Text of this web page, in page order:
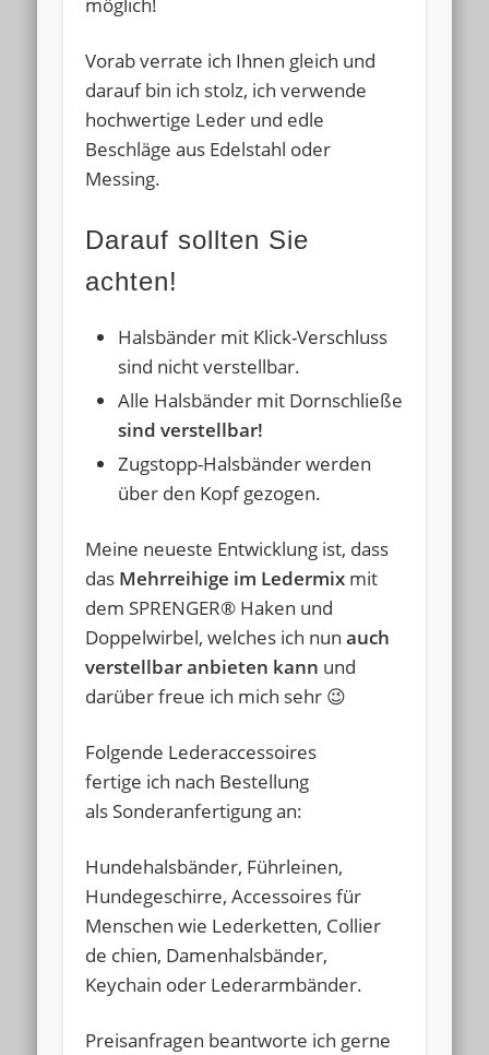
Vorab verrate ich Ihnen gleich und
darauf bin ich stolz, ich verwende
hochwertige Leder und edle
Beschläge aus Edelstahl oder
Messing.
Darauf sollten Sie
achten!
Halsbänder mit Klick-Verschluss
sind nicht verstellbar.
Alle Halsbänder mit Dornschließe
sind verstellbar!
Zugstopp-Halsbänder werden
über den Kopf gezogen.
Meine neueste Entwicklung ist, dass
das Mehrreihige im Ledermix mit
dem SPRENGER® Haken und
Doppelwirbel, welches ich nunauch
verstellbar anbieten kann und
darüber freue ich mich sehr 😉
Folgende Lederaccessoires
fertige ich nach Bestellung
als Sonderanfertigungan:
Hundehalsbänder, Führleinen,
Hundegeschirre, Accessoires für
Menschen wie Lederketten, Collier
de chien, Damenhalsbänder,
Keychain oder Lederarmbänder.
Preisanfragen beantworte ich gerne